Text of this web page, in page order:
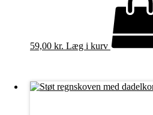
59,00 kr. Læg i kurv